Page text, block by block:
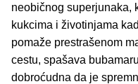
neobičnog superjunaka,
kukcima i životinjama
pomaže prestrašenom
cestu, spašava
dobroćudna da je